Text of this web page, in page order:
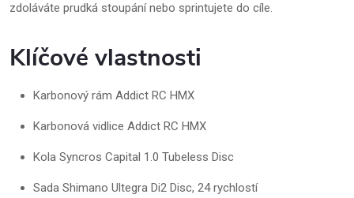
zdoláváte prudká stoupání nebo sprintujete do cíle.
Klíčové vlastnosti
Karbonový rám Addict RC HMX
Karbonová vidlice Addict RC HMX
Kola Syncros Capital 1.0 Tubeless Disc
Sada Shimano Ultegra Di2 Disc, 24 rychlostí